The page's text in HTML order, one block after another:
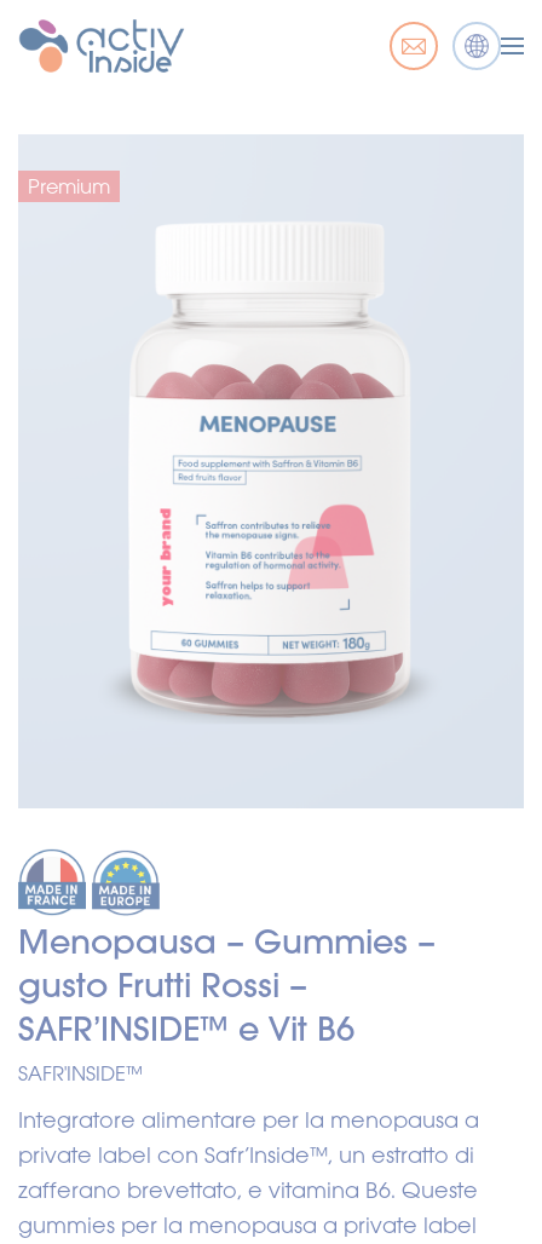
Premium
Menopausa – Gummies –
gusto Frutti Rossi –
SAFR’INSIDE™ e Vit B6
SAFR'INSIDE™
Integratore alimentare per la menopausa a
private label con Safr’Inside™, un estratto di
zafferano brevettato, e vitamina B6. Queste
gummies per la menopausa a private label